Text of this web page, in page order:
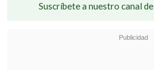
Suscríbete a nuestro canal de